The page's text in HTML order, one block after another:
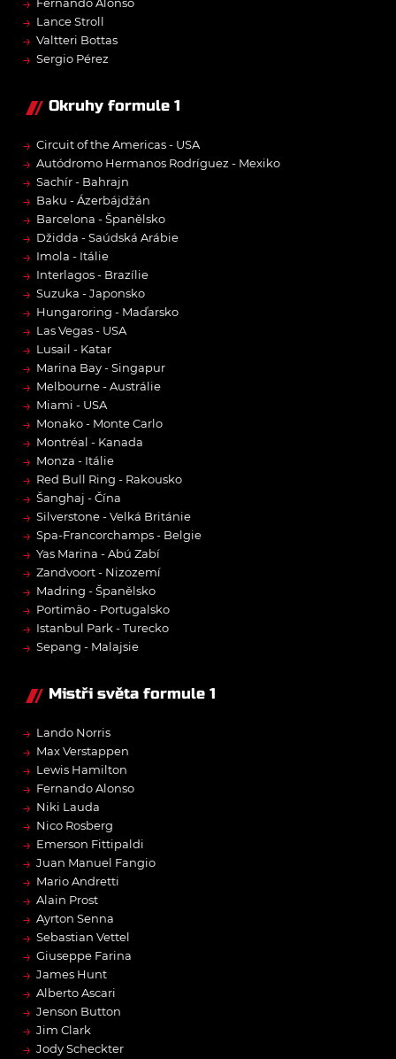
→ Lance Stroll
→ Valtteri Bottas
→ Sergio Pérez
Okruhy formule 1
→ Circuit of the Americas - USA
→ Autódromo Hermanos Rodríguez - Mexiko
→ Sachír - Bahrajn
→ Baku - Ázerbájdžán
→ Barcelona - Španělsko
→ Džidda - Saúdská Arábie
→ Imola - Itálie
→ Interlagos - Brazílie
→ Suzuka - Japonsko
→ Hungaroring - Maďarsko
→ Las Vegas - USA
→ Lusail - Katar
→ Marina Bay - Singapur
→ Melbourne - Austrálie
→ Miami - USA
→ Monako - Monte Carlo
→ Montréal - Kanada
→ Monza - Itálie
→ Red Bull Ring - Rakousko
→ Šanghaj - Čína
→ Silverstone - Velká Británie
→ Spa-Francorchamps - Belgie
→ Yas Marina - Abú Zabí
→ Zandvoort - Nizozemí
→ Madring - Španělsko
→ Portimão - Portugalsko
→ Istanbul Park - Turecko
→ Sepang - Malajsie
Mistři světa formule 1
→ Lando Norris
→ Max Verstappen
→ Lewis Hamilton
→ Fernando Alonso
→ Niki Lauda
→ Nico Rosberg
→ Emerson Fittipaldi
→ Juan Manuel Fangio
→ Mario Andretti
→ Alain Prost
→ Ayrton Senna
→ Sebastian Vettel
→ Giuseppe Farina
→ James Hunt
→ Alberto Ascari
→ Jenson Button
→ Jim Clark
→ Jody Scheckter